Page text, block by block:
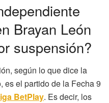
Brayan León
suspensión?
según lo que dice la
es el partido de la Fecha 9
BetPlay. Es decir, los